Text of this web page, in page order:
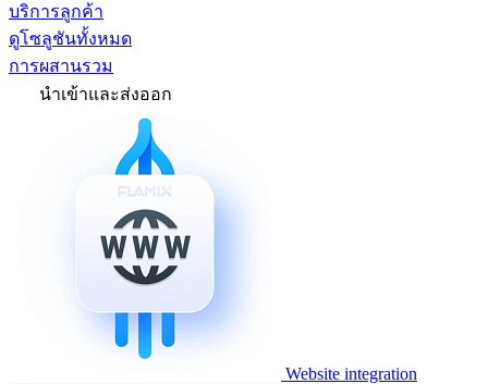
บริการลูกค้า
ดูโซลูชันทั้งหมด
การผสานรวม
นำเข้าและส่งออก
Website integration